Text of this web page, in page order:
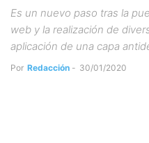
Es un nuevo paso tras la
web y la realización de
aplicación de una capa
Por Redacción - 30/01/2020